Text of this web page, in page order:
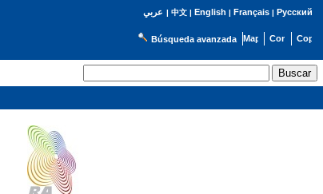
عربي | 中文| English | Français| Русский
Búsqueda avanzada